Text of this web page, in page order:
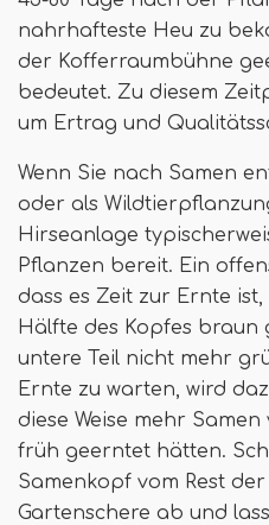
nahrhafteste Heu zu
der Kofferraumbühne
bedeutet. Zu diesem
um Ertrag und
Wenn Sie nach Samen
oder als
Hirseanlage
Pflanzen bereit. Ein
dass es Zeit zur Ernte
Hälfte des Kopfes braun
untere Teil nicht mehr
Ernte zu warten, wird
diese Weise mehr
früh geerntet hätten.
Samenkopf vom Rest
Gartenschere ab und